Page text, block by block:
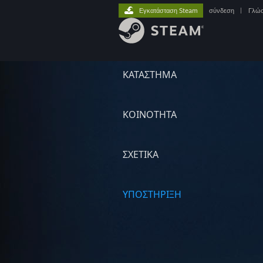
ΚΑΤΑΣΤΗΜΑ
ΚΟΙΝΟΤΗΤΑ
ΣΧΕΤΙΚΆ
ΥΠΟΣΤΗΡΙΞΗ
Εγκατάσταση Steam σύνδεση